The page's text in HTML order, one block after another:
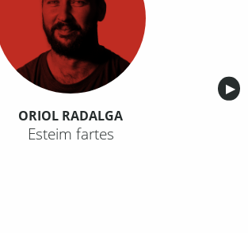
▶︎
ORIOL RADALGA
Esteim fartes